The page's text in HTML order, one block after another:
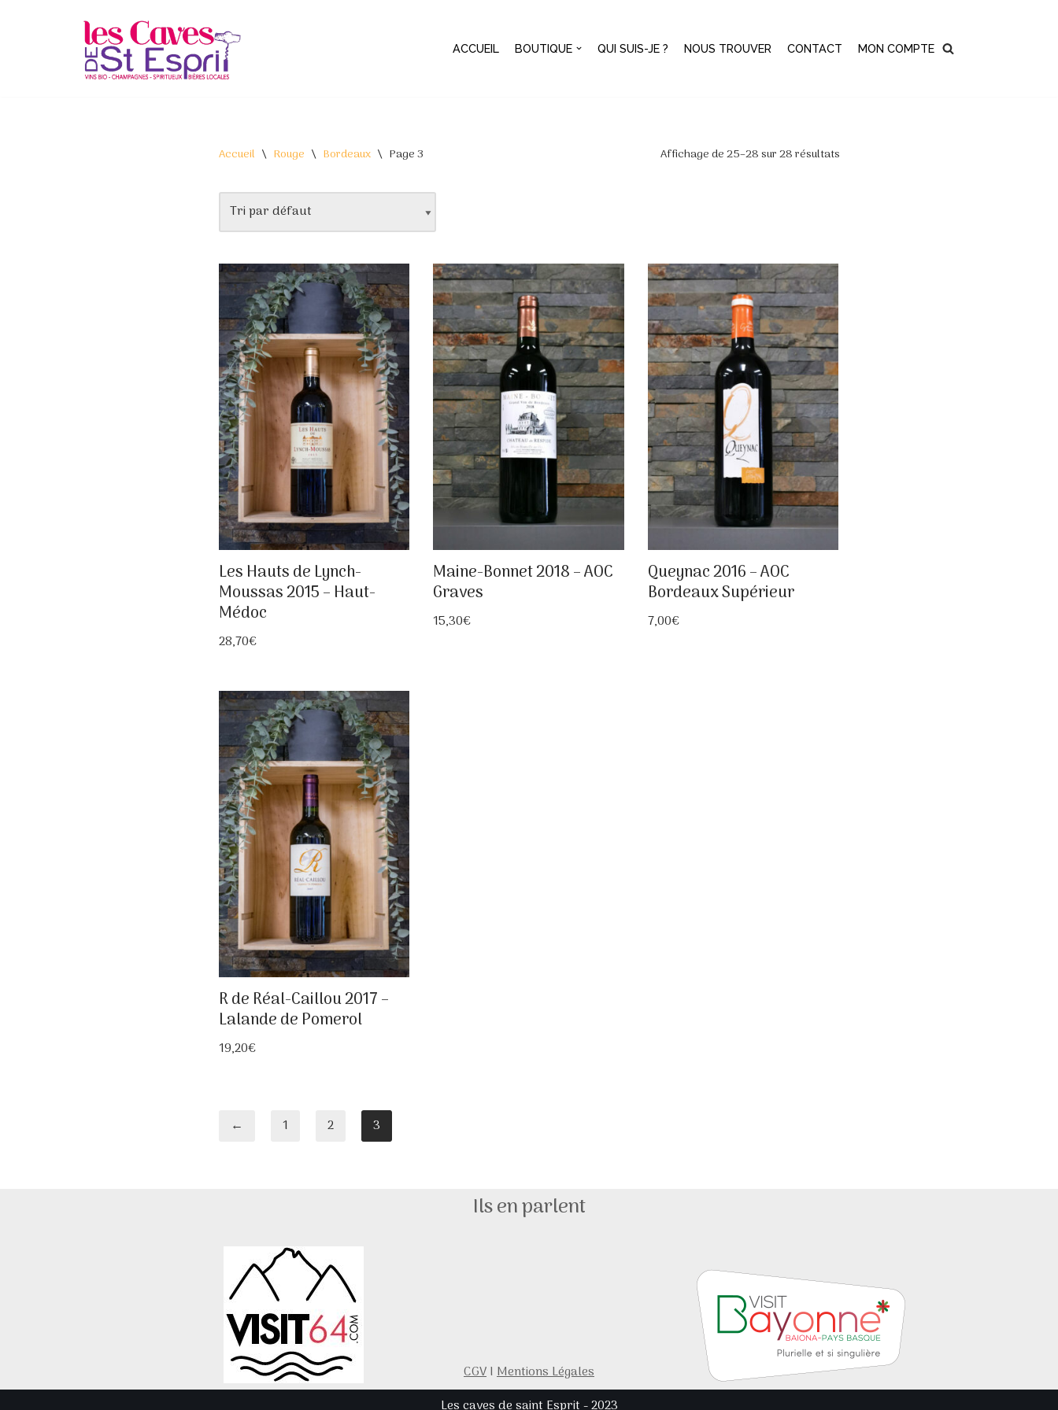
ACCUEIL BOUTIQUE QUI SUIS-JE ? NOUS TROUVER CONTACT MON COMPTE
Accueil \ Rouge \ Bordeaux \ Page 3 Affichage de 25–28 sur 28 résultats
Les Hauts de Lynch-
Moussas 2015 – Haut-
Médoc
28,70€
Maine-Bonnet 2018 – AOC
Graves
15,30€
Queynac 2016 – AOC
Bordeaux Supérieur
7,00€
R de Réal-Caillou 2017 –
Lalande de Pomerol
19,20€
← 1 2 3
Ils en parlent
CGVIMentions Légales